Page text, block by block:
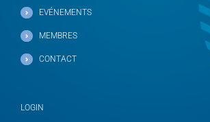
EVÉNEMENTS
MEMBRES
CONTACT
LOGIN